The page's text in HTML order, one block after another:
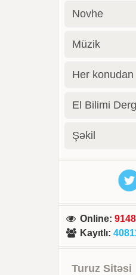
Novhe
Müzik
Her konudan
El Bilimi
Şəkil
Online:9148
Kayıtlı:
Turuz Sitəsi